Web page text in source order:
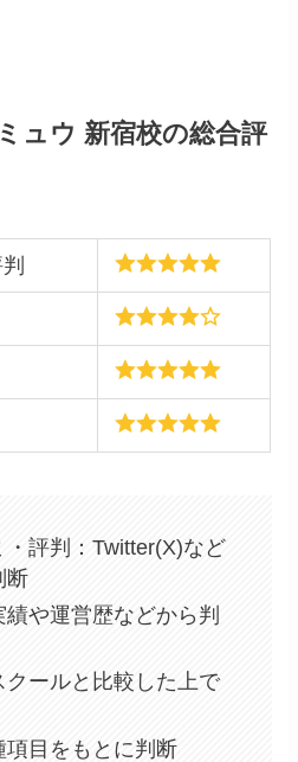
ュウ 新宿校の総合評
評判：Twitter(X)など
断
や運営歴などから判
クールと比較した上で
目をもとに判断